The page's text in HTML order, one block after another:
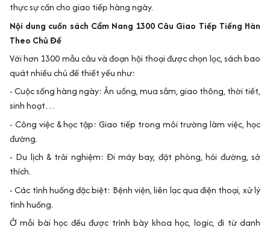
thực sự cần cho giao tiếp hàng ngày.
Nội dung cuốn sách Cẩm Nang 1300 Câu Giao Tiếp Tiếng Hàn
Theo Chủ Đề
Với hơn 1300 mẫu câu và đoạn hội thoại được chọn lọc, sách bao
quát nhiều chủ đề thiết yếu như:
- Cuộc sống hàng ngày: Ăn uống, mua sắm, giao thông, thời tiết,
sinh hoạt…
- Công việc & học tập: Giao tiếp trong môi trường làm việc, học
đường.
- Du lịch & trải nghiệm: Đi máy bay, đặt phòng, hỏi đường, sở
thích.
- Các tình huống đặc biệt: Bệnh viện, liên lạc qua điện thoại, xử lý
tình huống.
Ở mỗi bài học đều được trình bày khoa học, logic, đi từ danh